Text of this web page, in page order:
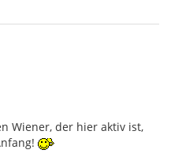
Wiener, der hier aktiv ist,